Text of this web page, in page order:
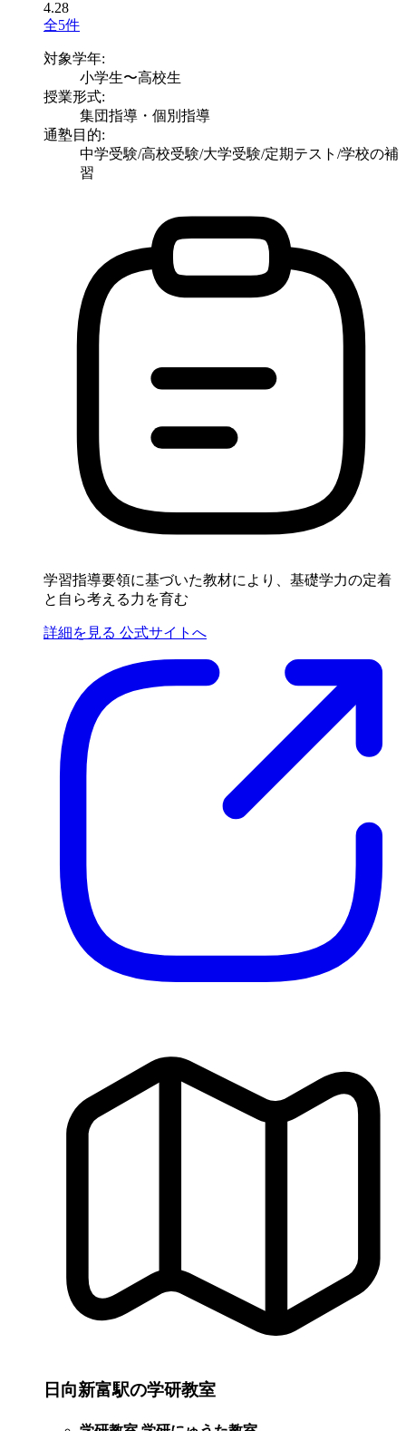
4.28
全5件
対象学年:
小学生〜高校生
授業形式:
集団指導・個別指導
通塾目的:
中学受験/高校受験/大学受験/定期テスト/学校の補
習
学習指導要領に基づいた教材により、基礎学力の定着
と自ら考える力を育む
詳細を見る 公式サイトへ
日向新富駅の学研教室